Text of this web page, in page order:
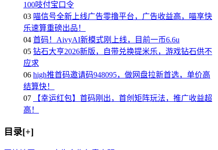
100吱付宝口令
03 喵信号全新上线广告零撸平台，广告收益高，喵享快
乐速算重磅出品！
04 首码！AivyAI新模式刚上线，目前一币6.6u
05 钻石大亨2026新版，自带兑换提米乐，游戏钻石供不
应求
06 high推首码邀请码948095，做网盘拉新首选，单价高
结算快！
07
【幸运红包】首码刚出，首创矩阵玩法，推广收益超
高！
目录[+]